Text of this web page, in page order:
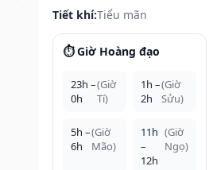
Tiết khí:Tiểu mãn
⏱️ Giờ Hoàng đạo
23h –
0h
(Giờ
Tí)
1h –
2h
(Giờ
Sửu)
5h –
6h
(Giờ
Mão)
11h
–
12h
(Giờ
Ngọ)